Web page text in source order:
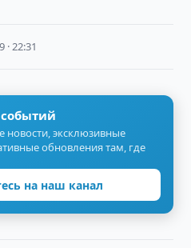
· 22:31
событий
новости, эксклюзивные
обновления там, где
на наш канал